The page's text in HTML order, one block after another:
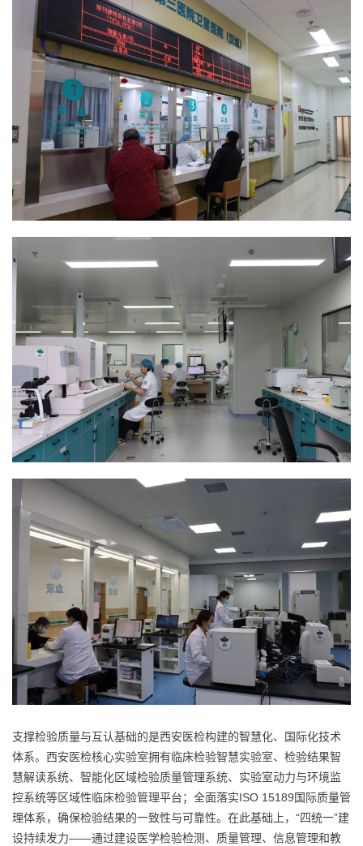
支撑检验质量与互认基础的是西安医检构建的智慧化、国际化技术
体系。西安医检核心实验室拥有临床检验智慧实验室、检验结果智
慧解读系统、智能化区域检验质量管理系统、实验室动力与环境监
控系统等区域性临床检验管理平台；全面落实ISO 15189国际质量管
理体系，确保检验结果的一致性与可靠性。在此基础上，“四统一”建
设持续发力——通过建设医学检验检测、质量管理、信息管理和教